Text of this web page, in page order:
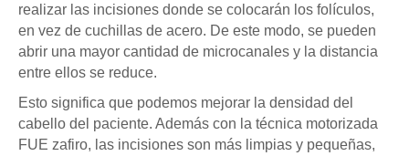
realizar las incisiones donde se colocarán los folículos,
en vez de cuchillas de acero. De este modo, se pueden
abrir una mayor cantidad de microcanales y la distancia
entre ellos se reduce.
Esto significa que podemos mejorar la densidad del
cabello del paciente. Además con la técnica motorizada
FUE zafiro, las incisiones son más limpias y pequeñas,